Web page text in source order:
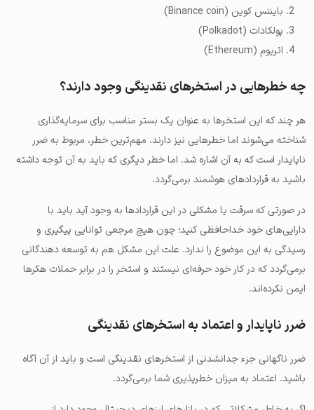
بایننس کوین (Binance coin)
پولکادات (Polkadot)
اتریوم (Ethereum)
چه خطرهایی در استخرهای نقدینگی وجود دارند؟
هر چند که این استخرها به عنوان یک بستر مناسب برای سرمایه‌گذاری
شناخته می‌شوند اما خطرهایی نیز دارند. مهم‌ترین خطر، مربوط به ضرر
ناپایدار است که به آن اشاره شد. اما خطر دیگری که باید به آن توجه داشته
باشید به قراردادهای هوشمند برمی‌گردد.
در صورتی که سرقت یا مشکلی در این قراردادها به وجود آید باید با
دارایی‌های خود خداحافظی کنید؛ چون هیچ مرجعی توانایی پیگیری و
رسیدگی به این موضوع را ندارد. علت این مشکل هم به توسعه دهندگانی
برمی‌گردد که در کار خود حرفه‌ای نیستند و استخر را در برابر حملات هکرها
ایمن نکرده‌اند.
ضرر ناپایدار و اعتماد به استخرهای نقدینگی
ضرر ناگهانی جزء جدانشدنی از استخرهای نقدینگی است و باید از آن آگاه
باشید. اعتماد به میزان خطرپذیری شما برمی‌گردد.